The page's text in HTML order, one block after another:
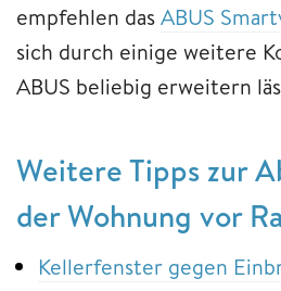
empfehlen dasABUS
sich durch einige weitere
ABUS beliebig erweitern
Weitere Tipps zur
der Wohnung vor
Kellerfenster gegen